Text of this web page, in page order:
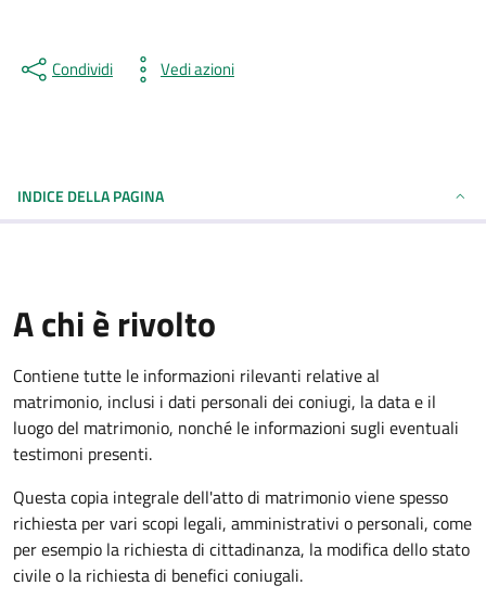
Condividi Vedi azioni
INDICE DELLA PAGINA
A chi è rivolto
Contiene tutte le informazioni rilevanti relative al
matrimonio, inclusi i dati personali dei coniugi, la data e il
luogo del matrimonio, nonché le informazioni sugli eventuali
testimoni presenti.
Questa copia integrale dell'atto di matrimonio viene spesso
richiesta per vari scopi legali, amministrativi o personali, come
per esempio la richiesta di cittadinanza, la modifica dello stato
civile o la richiesta di benefici coniugali.